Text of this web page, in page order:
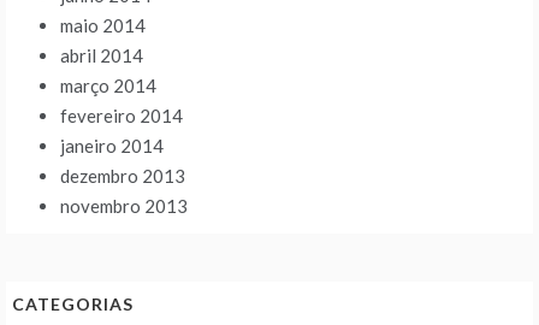
maio 2014
abril 2014
março 2014
fevereiro 2014
janeiro 2014
dezembro 2013
novembro 2013
CATEGORIAS